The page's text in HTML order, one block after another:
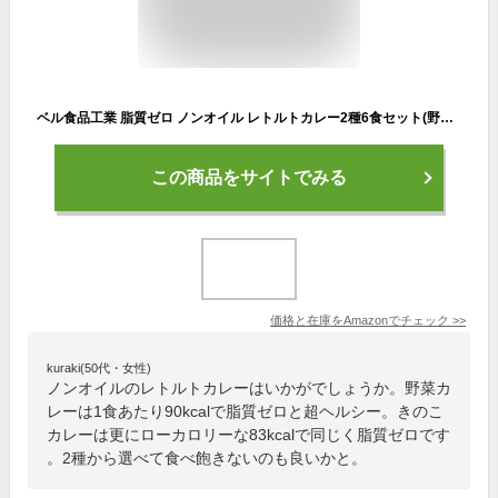
ベル食品工業 脂質ゼロ ノンオイル レトルトカレー2種6食セット(野菜 きのこ) お誕生日 お中元 父の日 6食 (x 1)
この商品をサイトでみる
価格と在庫をAmazonでチェック >>
kuraki(50代・女性)
ノンオイルのレトルトカレーはいかがでしょうか。野菜カ
レーは1食あたり90kcalで脂質ゼロと超ヘルシー。きのこ
カレーは更にローカロリーな83kcalで同じく脂質ゼロです
。2種から選べて食べ飽きないのも良いかと。